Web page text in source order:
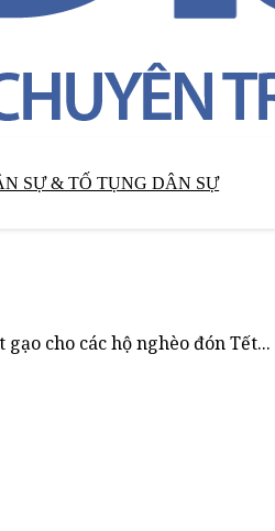
SỰ & TỐ TỤNG DÂN SỰ
cho các hộ nghèo đón Tết...